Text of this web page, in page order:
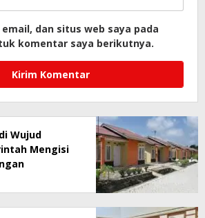
email, dan situs web saya pada
komentar saya berikutnya.
Wujud
Mengisi